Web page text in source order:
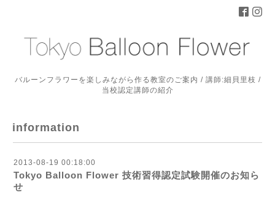
バルーンフラワーを楽しみながら作る教室のご案内 / 講師:細貝里枝 /
当校認定講師の紹介
information
2013-08-19 00:18:00
Tokyo Balloon Flower 技術習得認定試験開催のお知ら
せ